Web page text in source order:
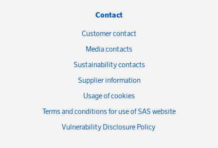
Contact
Customer contact
Media contacts
Sustainability contacts
Supplier information
Usage of cookies
Terms and conditions for use of SAS website
Vulnerability Disclosure Policy